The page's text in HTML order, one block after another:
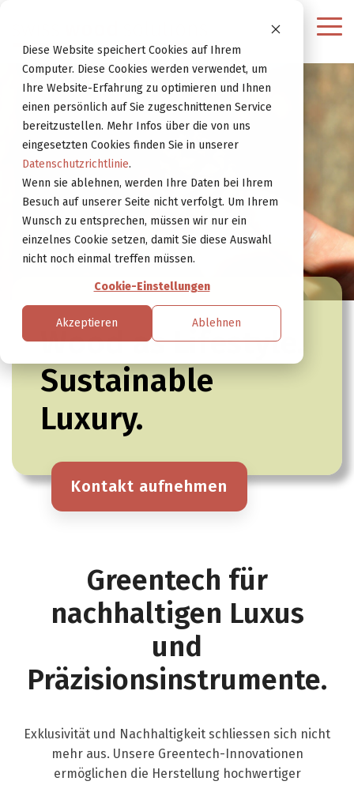
Diese Website speichert Cookies auf Ihrem
Computer. Diese Cookies werden verwendet, um
Ihre Website-Erfahrung zu optimieren und Ihnen
einen persönlich auf Sie zugeschnittenen Service
bereitzustellen. Mehr Infos über die von uns
eingesetzten Cookies finden Sie in unserer
Datenschutzrichtlinie.
Wenn sie ablehnen, werden Ihre Daten bei Ihrem
Besuch auf unserer Seite nicht verfolgt. Um Ihrem
Wunsch zu entsprechen, müssen wir nur ein
einzelnes Cookie setzen, damit Sie diese Auswahl
nicht noch einmal treffen müssen.
Cookie-Einstellungen
Akzeptieren Ablehnen
Website
Wood as Lifestyle.
Sustainable
Luxury.
Kontakt aufnehmen
Greentech für
nachhaltigen Luxus
und
Präzisionsinstrumente.
Exklusivität und Nachhaltigkeit schliessen sich nicht
mehr aus. Unsere Greentech-Innovationen
ermöglichen die Herstellung hochwertiger